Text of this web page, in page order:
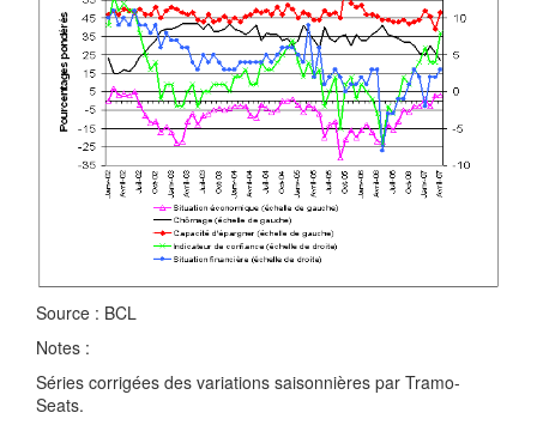
Source : BCL
Notes :
Séries corrigées des variations saisonnières par Tramo-
Seats.